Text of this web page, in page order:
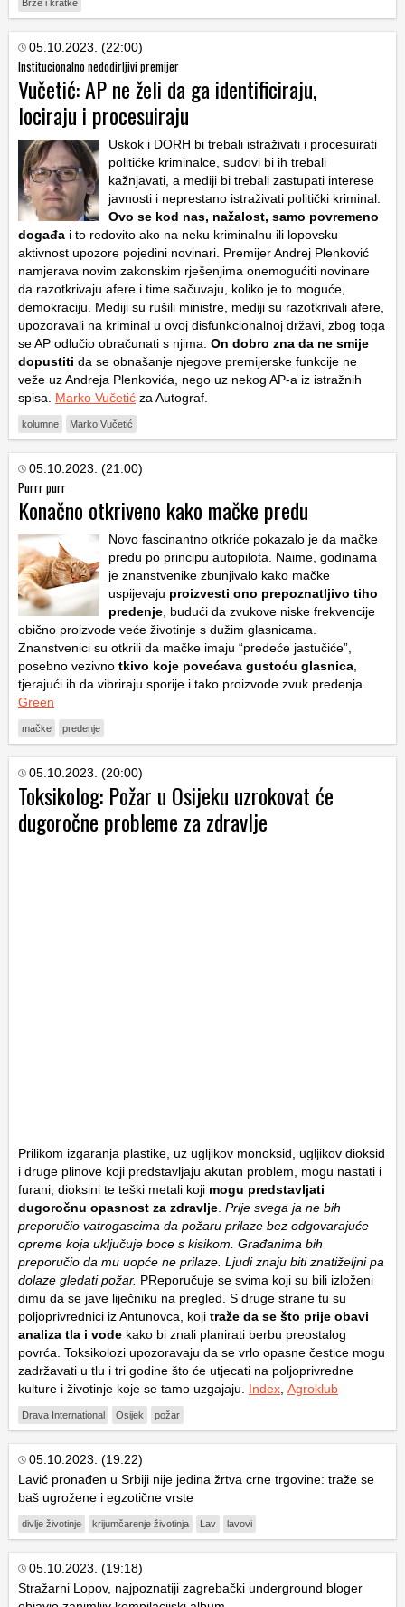
Brze i kratke
05.10.2023. (22:00)
Institucionalno nedodirljivi premijer
Vučetić: AP ne želi da ga identificiraju,
lociraju i procesuiraju
Uskok i DORH bi trebali istraživati i procesuirati
političke kriminalce, sudovi bi ih trebali
kažnjavati, a mediji bi trebali zastupati interese
javnosti i neprestano istraživati politički kriminal.
Ovo se kod nas, nažalost, samo povremeno
događa i to redovito ako na neku kriminalnu ili lopovsku
aktivnost upozore pojedini novinari. Premijer Andrej Plenković
namjerava novim zakonskim rješenjima onemogućiti novinare
da razotkrivaju afere i time sačuvaju, koliko je to moguće,
demokraciju. Mediji su rušili ministre, mediji su razotkrivali afere,
upozoravali na kriminal u ovoj disfunkcionalnoj državi, zbog toga
se AP odlučio obračunati s njima. On dobro zna da ne smije
dopustiti da se obnašanje njegove premijerske funkcije ne
veže uz Andreja Plenkovića, nego uz nekog AP-a iz istražnih
spisa. Marko Vučetić za Autograf.
kolumne Marko Vučetić
05.10.2023. (21:00)
Purrr purr
Konačno otkriveno kako mačke predu
Novo fascinantno otkriće pokazalo je da mačke
predu po principu autopilota. Naime, godinama
je znanstvenike zbunjivalo kako mačke
uspijevaju proizvesti ono prepoznatljivo tiho
predenje , budući da zvukove niske frekvencije
obično proizvode veće životinje s dužim glasnicama.
Znanstvenici su otkrili da mačke imaju “predeće jastučiće”,
posebno vezivno tkivo koje povećava gustoću glasnica
tjerajući ih da vibriraju sporije i tako proizvode zvuk predenja.
Green
mačke predenje
05.10.2023. (20:00)
Toksikolog: Požar u Osijeku uzrokovat će
dugoročne probleme za zdravlje
Prilikom izgaranja plastike, uz ugljikov monoksid, ugljikov dioksid
i druge plinove koji predstavljaju akutan problem, mogu nastati i
furani, dioksini te teški metali koji mogu predstavljati
dugoročnu opasnost za zdravlje Prije svega ja ne bih
preporučio vatrogascima da požaru prilaze bez odgovarajuće
opreme koja uključuje boce s kisikom. Građanima bih
preporučio da mu uopće ne prilaze. Ljudi znaju biti znatiželjni pa
dolaze gledati požar. PReporučuje se svima koji su bili izloženi
dimu da se jave liječniku na pregled. S druge strane tu su
poljoprivrednici iz Antunovca, koji traže da se što prije obavi
analiza tla i vode kako bi znali planirati berbu preostalog
povrća. Toksikolozi upozoravaju da se vrlo opasne čestice mogu
zadržavati u tlu i tri godine što će utjecati na poljoprivredne
kulture i životinje koje se tamo uzgajaju. Index Agroklub
Drava International Osijek požar
05.10.2023. (19:22)
Lavić pronađen u Srbiji nije jedina žrtva crne trgovine: traže se
baš ugrožene i egzotične vrste
divlje životinje krijumčarenje životinja Lav lavovi
05.10.2023. (19:18)
Stražarni Lopov, najpoznatiji zagrebački underground bloger